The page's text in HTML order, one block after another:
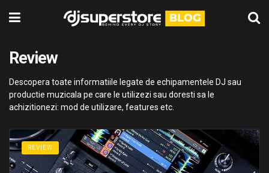
Review
Descopera toate informatiile legate de echipamentele DJ sau
productie muzicala pe care le utilizezi sau doresti sa le
achizitionezi: mod de utilizare, features etc.
REVIEW